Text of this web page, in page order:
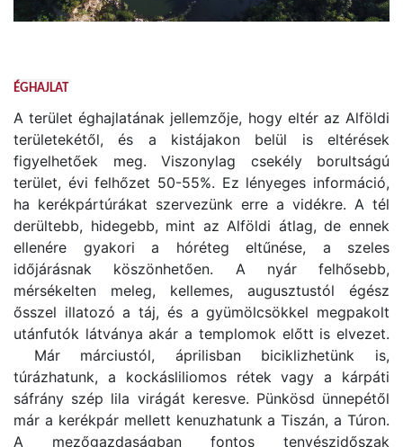
ÉGHAJLAT
A terület éghajlatának jellemzője, hogy eltér az Alföldi
területekétől, és a kistájakon belül is eltérések
figyelhetőek meg. Viszonylag csekély borultságú
terület, évi felhőzet 50-55%. Ez lényeges információ,
ha kerékpártúrákat szervezünk erre a vidékre. A tél
derültebb, hidegebb, mint az Alföldi átlag, de ennek
ellenére gyakori a hóréteg eltűnése, a szeles
időjárásnak köszönhetően. A nyár felhősebb,
mérsékelten meleg, kellemes, augusztustól égész
ősszel illatozó a táj, és a gyümölcsökkel megpakolt
utánfutók látványa akár a templomok előtt is elvezet.
Már márciustól, áprilisban biciklizhetünk is,
túrázhatunk, a kockásliliomos rétek vagy a kárpáti
sáfrány szép lila virágát keresve. Pünkösd ünnepétől
már a kerékpár mellett kenuzhatunk a Tiszán, a Túron.
A mezőgazdaságban fontos tenyészidőszak